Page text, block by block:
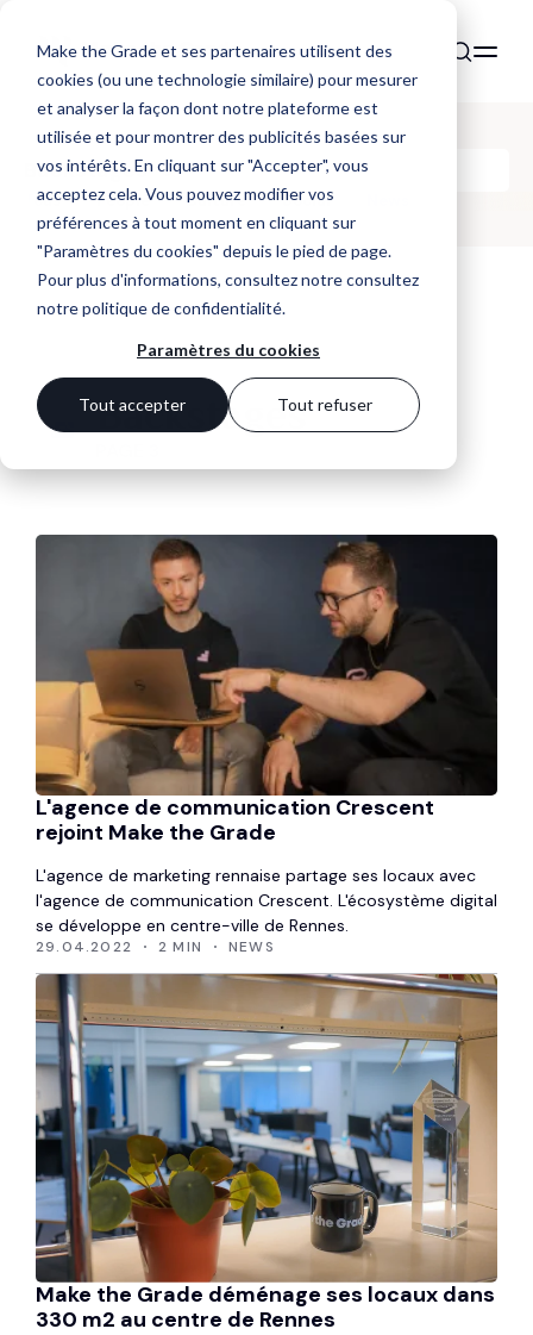
Make the Grade et ses partenaires utilisent des
cookies (ou une technologie similaire) pour mesurer
et analyser la façon dont notre plateforme est
utilisée et pour montrer des publicités basées sur
vos intérêts. En cliquant sur "Accepter", vous
acceptez cela. Vous pouvez modifier vos
préférences à tout moment en cliquant sur
"Paramètres du cookies" depuis le pied de page.
Pour plus d'informations, consultez notreconsultez
notre politique de confidentialité.
Paramètres du cookies
Tout accepter Tout refuser
Backstages
Tous People Culture Social
Backstages
L'agence de communication Crescent
rejoint Make the Grade
L'agence de marketing rennaise partage ses locaux avec
l'agence de communication Crescent. L'écosystème digital
se développe en centre-ville de Rennes.
29.04.2022 2 MIN NEWS
Make the Grade déménage ses locaux dans
330 m2 au centre de Rennes